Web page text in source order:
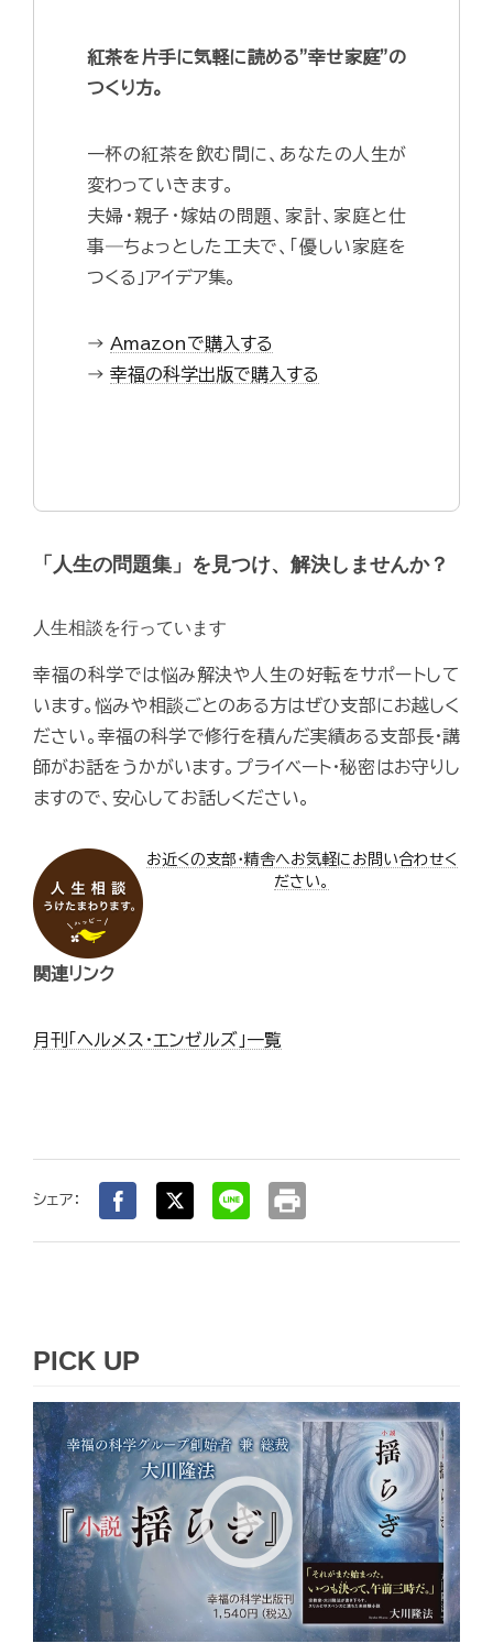
紅茶を片手に気軽に読める”幸せ家庭”の
つくり方。
一杯の紅茶を飲む間に、あなたの人生が
変わっていきます。
夫婦・親子・嫁姑の問題、家計、家庭と仕
事―ちょっとした工夫で、「優しい家庭を
つくる」アイデア集。
→ Amazonで購入する
→ 幸福の科学出版で購入する
「人生の問題集」を見つけ、解決しませんか？
人生相談を行っています
幸福の科学では悩み解決や人生の好転をサポートして
います。悩みや相談ごとのある方はぜひ支部にお越しく
ださい。幸福の科学で修行を積んだ実績ある支部長・講
師がお話をうかがいます。プライベート・秘密はお守りし
ますので、安心してお話しください。
お近くの支部・精舎へお気軽にお問い合わせく
ださい。
関連リンク
月刊「ヘルメス・エンゼルズ」一覧
シェア： print
PICK UP